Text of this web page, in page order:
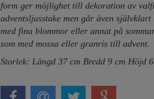
form ger möjlighet till dekoration av
adventsljusstake men går även
med fina blommor eller annat på
som med mossa eller granris till advent.
Storlek: Längd 37 cm Bredd 9 cm Höjd